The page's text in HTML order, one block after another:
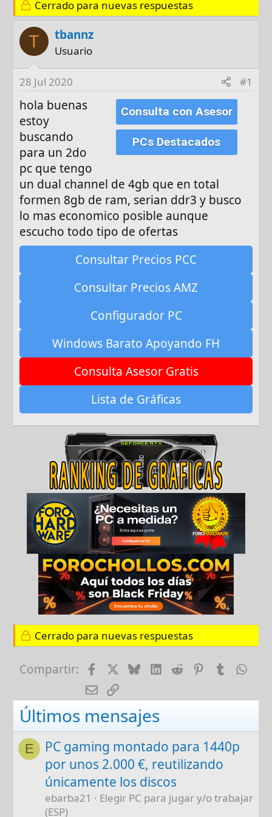
r
a
d
i
n
c
u
s
Cerrado para nuevas respuestas
T tbannz
Usuario
28 Jul 2020 #1
Consulta con Asesor
PCs Destacados
hola buenas
estoy
buscando
para un 2do
pc que tengo
un dual channel de 4gb que en total
formen 8gb de ram, serian ddr3 y busco
lo mas economico posible aunque
escucho todo tipo de ofertas
Consultar Precios PCC
Consultar Precios AMZ
Configurador PC
Windows Barato Apoyando FH
Consulta Asesor Gratis
Lista de Gráficas
Cerrado para nuevas respuestas
Compartir: FacebookBlueskyLinkedIn
RedditPinterest
Tumblr
E-mailEnlace
Últimos mensajes
E
PC gaming montado para 1440p
por unos 2.000 €, reutilizando
únicamente los discos
ebarba21
Elegir PC para jugar y/o trabajar
(ESP)